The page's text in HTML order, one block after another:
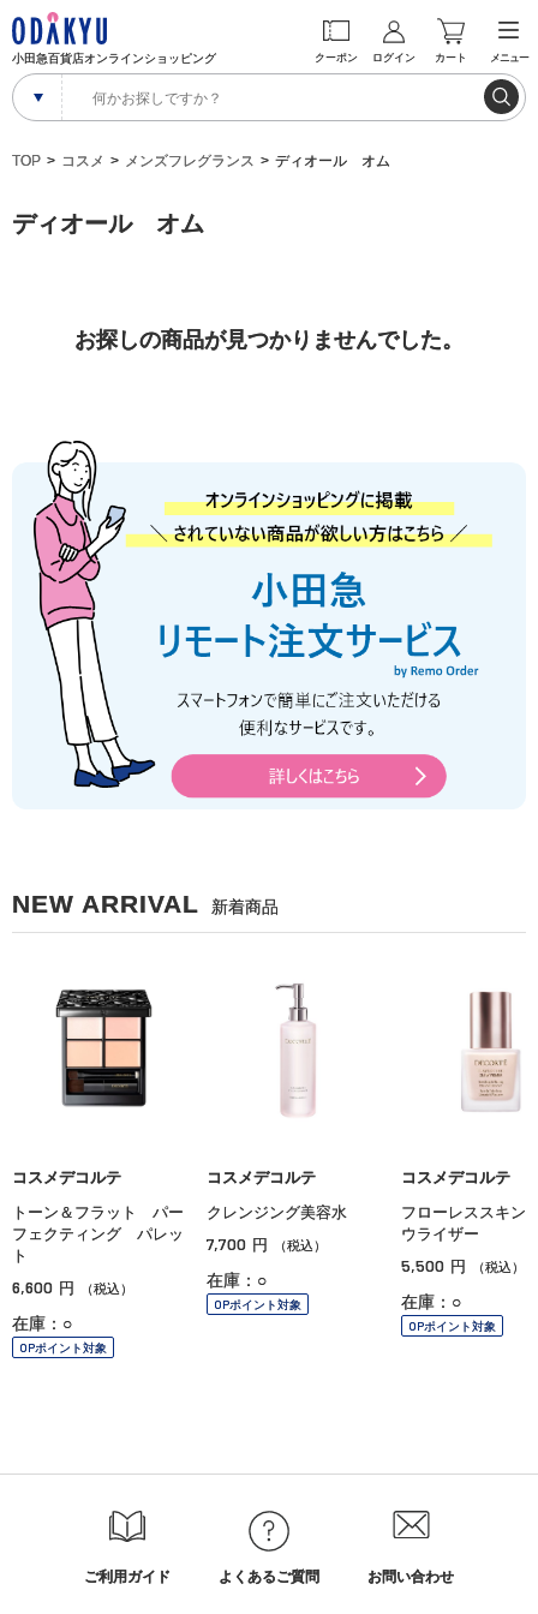
小田急百貨店オンラインショッピング クーポン ログイン カート メニュー
TOP コスメ メンズフレグランス ディオール オム
ディオール オム
お探しの商品が見つかりませんでした。
NEW ARRIVAL 新着商品
コスメデコルテ
トーン＆フラット パー
フェクティング パレッ
ト
6,600 円 （税込）
在庫：○
OPポイント対象
コスメデコルテ
クレンジング美容水
7,700 円 （税込）
在庫：○
OPポイント対象
コスメデコルテ
フローレススキ
ウライザー
5,500 円 （税込）
在庫：○
OPポイント対象
ご利用ガイド よくあるご質問 お問い合わせ